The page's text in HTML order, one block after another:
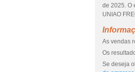
de 2025. O
UNIAO
As vendas
Os
Se deseja